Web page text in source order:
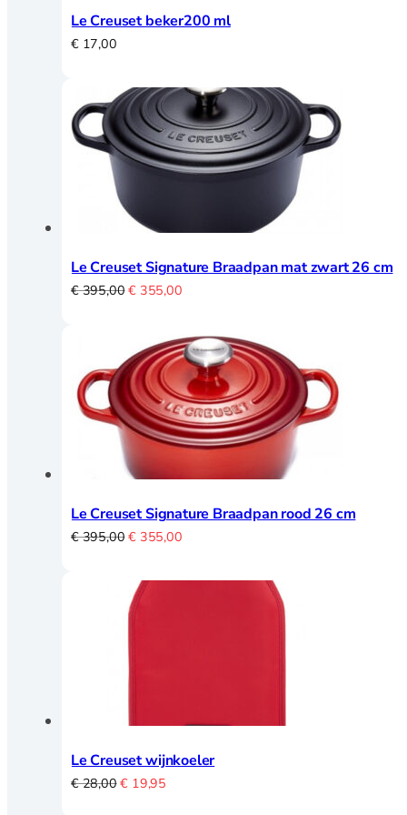
Le Creuset beker200 ml
€17,00
Le Creuset Signature Braadpan mat zwart 26 cm
€395,00 Oorspronkelijke
€ 395,00.
€ 355,00
is:
€ 355,00.
Le Creuset Signature Braadpan rood 26 cm
€395,00 Oorspronkelijke
was:
€ 395,00.
€ 355,00
is:
Le Creuset wijnkoeler
€28,00 Oorspronkelijke
€ 19,95